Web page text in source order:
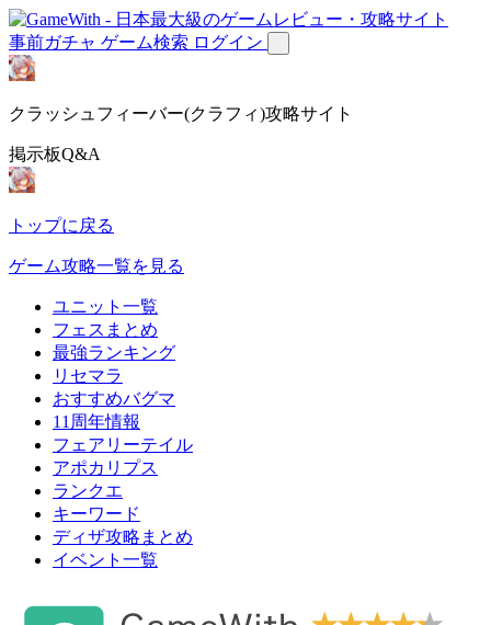
事前ガチャ ゲーム検索 ログイン
クラッシュフィーバー(クラフィ)攻略サイト
掲示板Q&A
トップに戻る
ゲーム攻略一覧を見る
ユニット一覧
フェスまとめ
最強ランキング
リセマラ
おすすめバグマ
11周年情報
フェアリーテイル
アポカリプス
ランクエ
キーワード
ディザ攻略まとめ
イベント一覧